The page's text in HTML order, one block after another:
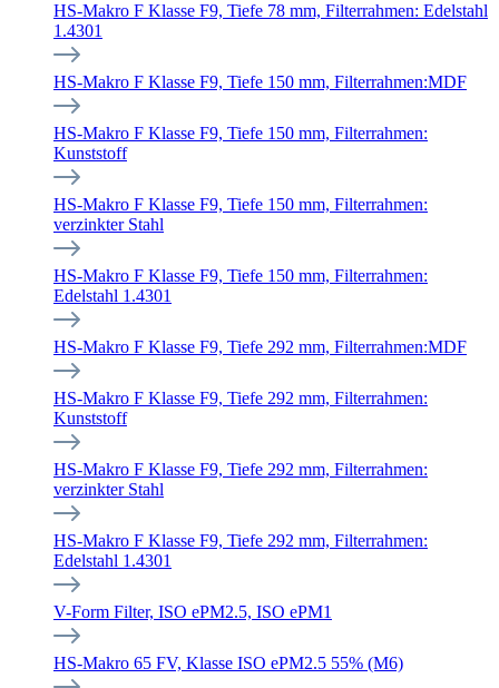
HS-Makro F Klasse F9, Tiefe 78 mm, Filterrahmen: Edelstahl
1.4301
HS-Makro F Klasse F9, Tiefe 150 mm, Filterrahmen:MDF
HS-Makro F Klasse F9, Tiefe 150 mm, Filterrahmen:
Kunststoff
HS-Makro F Klasse F9, Tiefe 150 mm, Filterrahmen:
verzinkter Stahl
HS-Makro F Klasse F9, Tiefe 150 mm, Filterrahmen:
Edelstahl 1.4301
HS-Makro F Klasse F9, Tiefe 292 mm, Filterrahmen:MDF
HS-Makro F Klasse F9, Tiefe 292 mm, Filterrahmen:
Kunststoff
HS-Makro F Klasse F9, Tiefe 292 mm, Filterrahmen:
verzinkter Stahl
HS-Makro F Klasse F9, Tiefe 292 mm, Filterrahmen:
Edelstahl 1.4301
V-Form Filter, ISO ePM2.5, ISO ePM1
HS-Makro 65 FV, Klasse ISO ePM2.5 55% (M6)